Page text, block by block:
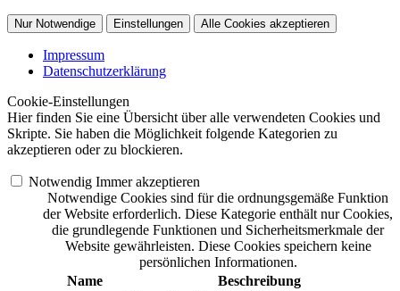
Nur Notwendige Einstellungen Alle Cookies akzeptieren
Impressum
Datenschutzerklärung
Cookie-Einstellungen
Hier finden Sie eine Übersicht über alle verwendeten Cookies und
Skripte. Sie haben die Möglichkeit folgende Kategorien zu
akzeptieren oder zu blockieren.
Notwendig Immer akzeptieren
Notwendige Cookies sind für die ordnungsgemäße Funktion
der Website erforderlich. Diese Kategorie enthält nur Cookies,
die grundlegende Funktionen und Sicherheitsmerkmale der
Website gewährleisten. Diese Cookies speichern keine
persönlichen Informationen.
Name
Beschreibung